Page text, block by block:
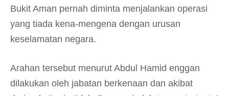
Bukit Aman pernah diminta menjalankan operasi
yang tiada kena-mengena dengan urusan
keselamatan negara.
Arahan tersebut menurut Abdul Hamid enggan
dilakukan oleh jabatan berkenaan dan akibat